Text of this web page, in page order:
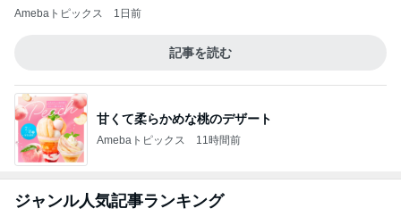
Amebaトピックス 1日前
記事を読む
甘くて柔らかめな桃のデザート
Amebaトピックス 11時間前
ジャンル人気記事ランキング